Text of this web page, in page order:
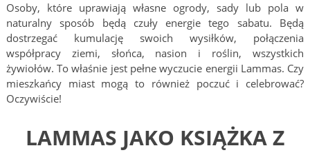
Osoby, które uprawiają własne ogrody, sady lub pola w
naturalny sposób będą czuły energie tego sabatu. Będą
dostrzegać kumulację swoich wysiłków, połączenia
współpracy ziemi, słońca, nasion i roślin, wszystkich
żywiołów. To właśnie jest pełne wyczucie energii Lammas. Czy
mieszkańcy miast mogą to również poczuć i celebrować?
Oczywiście!
LAMMAS JAKO KSIĄŻKA Z